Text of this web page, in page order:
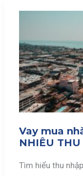
Vay mua
NHIÊU
Tìm hiểu thu